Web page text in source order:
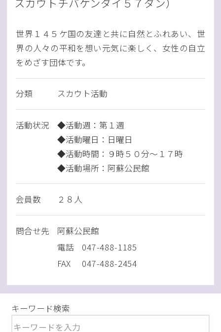
世界１４５ケ国の友達と共に自然とふれあい、世
界の人々の平和を想い元気に楽しく、女性の自立
をめざす団体です。
分類 スカウト活動
活動状況
◆活動週：第１週
◆活動曜日：日曜日
◆活動時間：９時５０分～１７時
◆活動場所：阿蘇公民館
会員数 ２８人
問合せ先
阿蘇公民館
電話
047-488-1185
FAX
047-488-2454
キーワード検索